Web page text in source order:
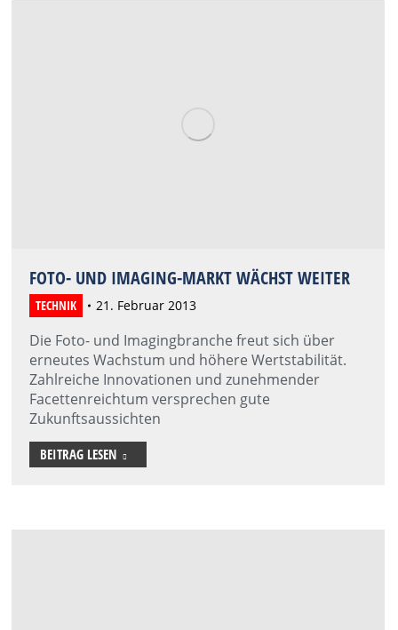
FOTO- UND IMAGING-MARKT WÄCHST WEITER
TECHNIK 21. Februar 2013
Die Foto- und Imagingbranche freut sich über
erneutes Wachstum und höhere Wertstabilität.
Zahlreiche Innovationen und zunehmender
Facettenreichtum versprechen gute
Zukunftsaussichten
BEITRAG LESEN